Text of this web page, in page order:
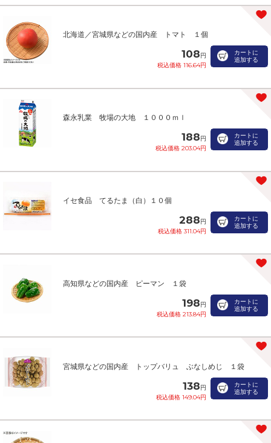
北海道／宮城県などの国内産 トマト １個
108円
税込価格 116.64円
カートに
追加する
森永乳業 牧場の大地 １０００ｍｌ
188円
税込価格 203.04円
カートに
追加する
イセ食品 てるたま（白）１０個
288円
税込価格 311.04円
カートに
追加する
高知県などの国内産 ピーマン １袋
198円
税込価格 213.84円
カートに
追加する
宮城県などの国内産 トップバリュ ぶなしめじ １袋
138円
税込価格 149.04円
カートに
追加する